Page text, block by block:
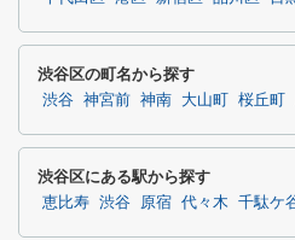
渋谷区の町名から探す
渋谷 神宮前 神南 大山町 桜丘町
渋谷区にある駅から探す
恵比寿 渋谷 原宿 代々木 千駄ケ